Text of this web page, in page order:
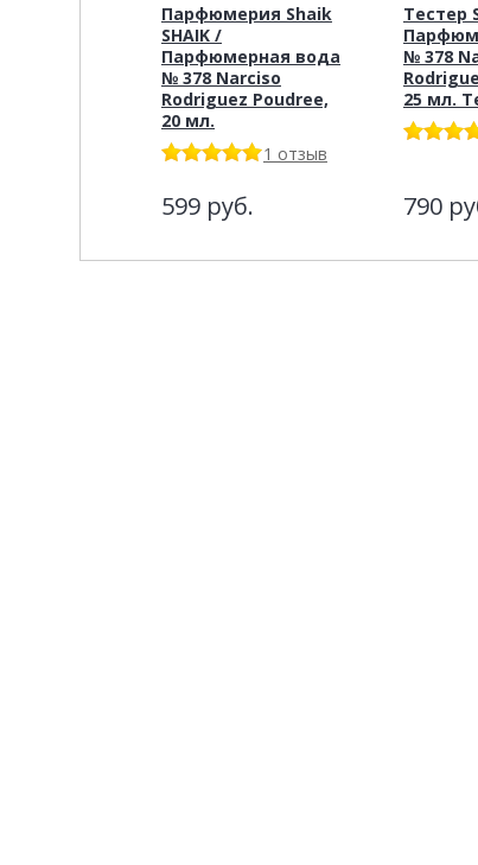
Парфюмерия Shaik
SHAIK /
Парфюмерная вода
№ 378 Narciso
Rodriguez Poudree,
20 мл.
1 отзыв
599 руб.
Тестер
№ 378
25 мл.
790